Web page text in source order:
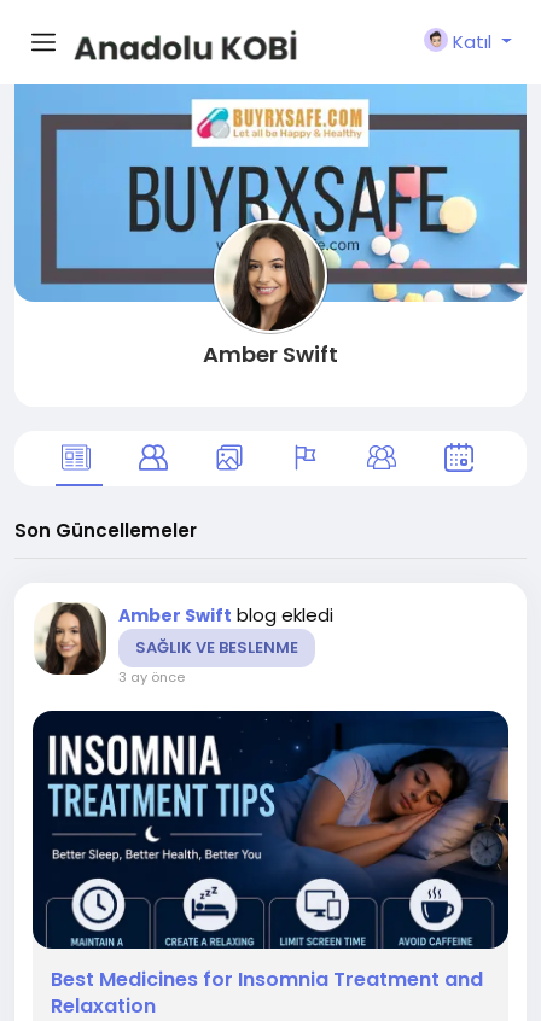
Katıl
Amber Swift
Son Güncellemeler
Amber Swift blog ekledi
SAĞLIK VE BESLENME
3 ay önce
Best Medicines for Insomnia Treatment and
Relaxation